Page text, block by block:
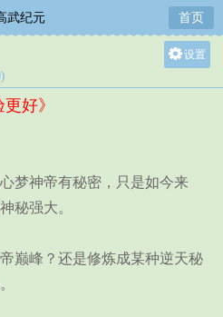
武纪元 首页
设置
好》
神帝有秘密，只是如今来
秘强大。
峰？还是修炼成某种逆天秘